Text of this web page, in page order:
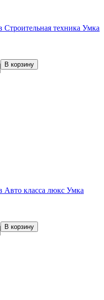
Строительная техника Умка
В корзину
Авто класса люкс Умка
В корзину